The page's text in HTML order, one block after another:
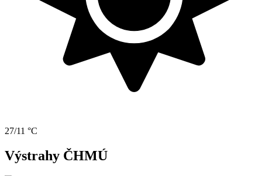
27/11 °C
Výstrahy ČHMÚ